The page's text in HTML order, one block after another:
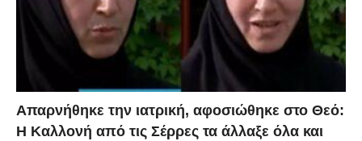
Απαρνήθηκε την ιατρική, αφοσιώθηκε στο Θεό:
Η Καλλονή από τις Σέρρες τα άλλαξε όλα και